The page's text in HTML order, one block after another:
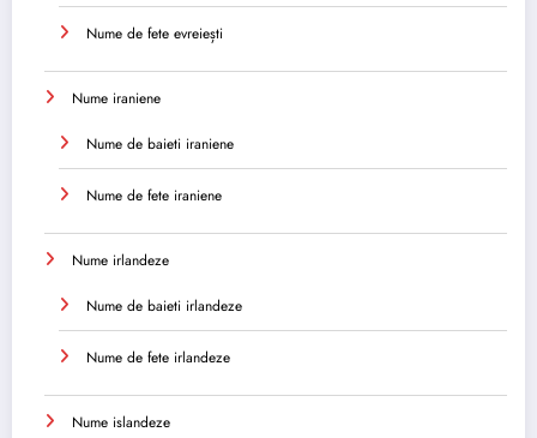
Nume de fete evreiești
Nume iraniene
Nume de baieti iraniene
Nume de fete iraniene
Nume irlandeze
Nume de baieti irlandeze
Nume de fete irlandeze
Nume islandeze